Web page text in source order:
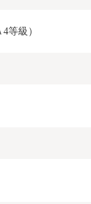
等級）